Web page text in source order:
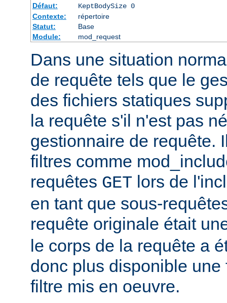
Défaut:
KeptBodySize 0
Contexte:
répertoire
Statut:
Base
Module:
mod_request
Dans une situation
de requête tels que le
des fichiers statiques
la requête s'il n'est pas
gestionnaire de requête.
filtres comme
requêtes GET lors de
en tant que sous-
requête originale était
le corps de la requête a
donc plus disponible
filtre mis en oeuvre.